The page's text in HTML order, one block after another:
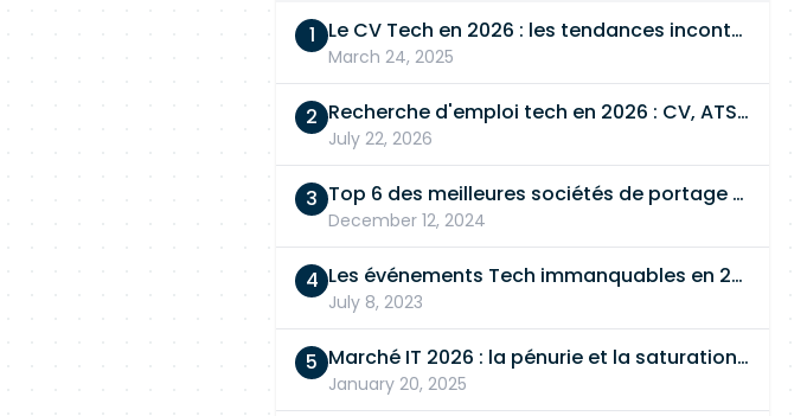
Le CV Tech en 2026 : les tendances incontournables
March 24, 2025
Recherche d'emploi tech en 2026 : CV, ATS, entretien… On vous dit tout
July 22, 2026
Top 6 des meilleures sociétés de portage salarial
December 12, 2024
Les événements Tech immanquables en 2026
July 8, 2023
Marché IT 2026 : la pénurie et la saturation, en même temps
January 20, 2025